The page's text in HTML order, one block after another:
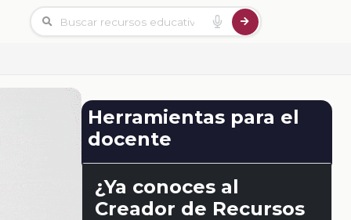
Herramientas para el
docente
¿Ya conoces al
Creador de Recursos